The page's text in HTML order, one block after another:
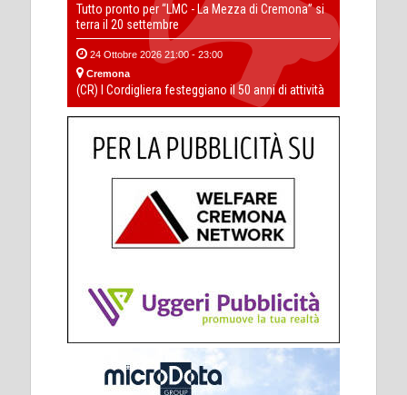
Tutto pronto per “LMC - La Mezza di Cremona” si
terra il 20 settembre
24 Ottobre 2026 21:00 - 23:00
Cremona
(CR) I Cordigliera festeggiano il 50 anni di attività